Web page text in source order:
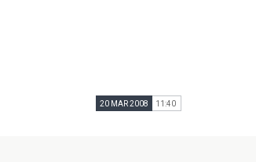
20 MAR 2008 11:40